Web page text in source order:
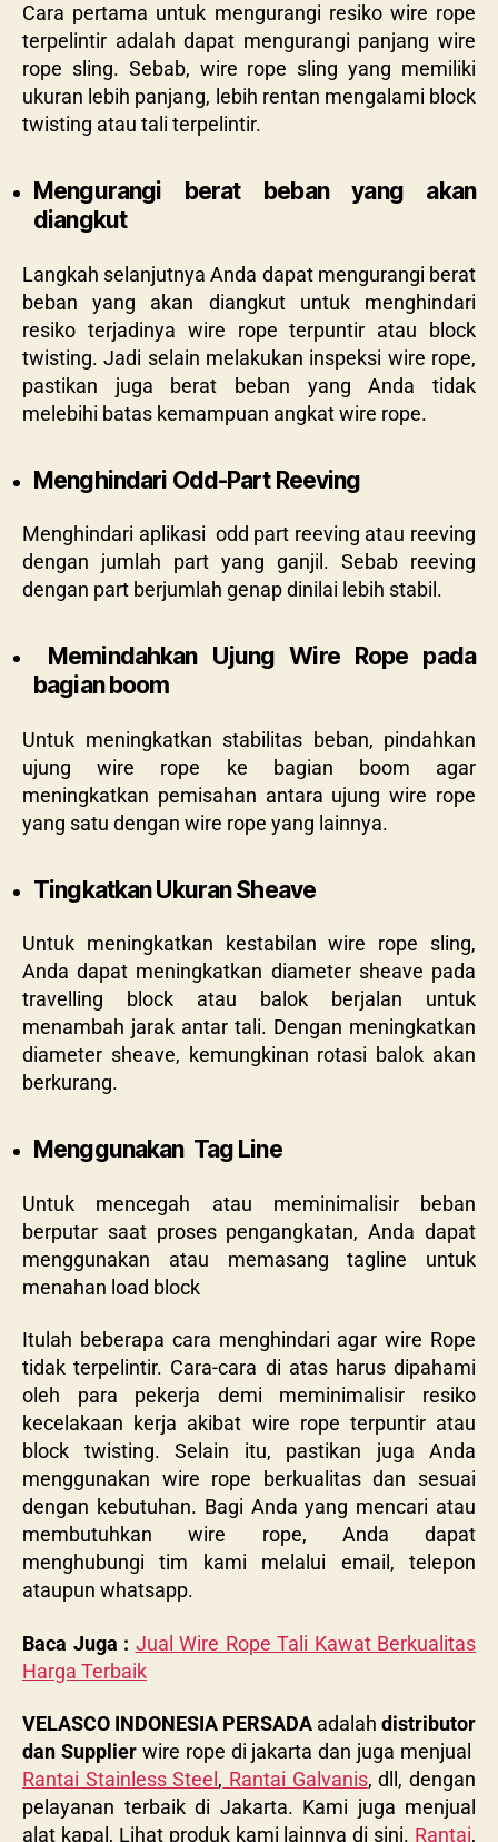
Cara pertama untuk mengurangi resiko wire rope
terpelintir adalah dapat mengurangi panjang wire
rope sling. Sebab, wire rope sling yang memiliki
ukuran lebih panjang, lebih rentan mengalami block
twisting atau tali terpelintir.
Mengurangi berat beban yang akan
diangkut
Langkah selanjutnya Anda dapat mengurangi berat
beban yang akan diangkut untuk menghindari
resiko terjadinya wire rope terpuntir atau block
twisting. Jadi selain melakukan inspeksi wire rope,
pastikan juga berat beban yang Anda tidak
melebihi batas kemampuan angkat wire rope.
Menghindari Odd-Part Reeving
Menghindari aplikasi odd part reeving atau reeving
dengan jumlah part yang ganjil. Sebab reeving
dengan part berjumlah genap dinilai lebih stabil.
Memindahkan Ujung Wire Rope pada
bagian boom
Untuk meningkatkan stabilitas beban, pindahkan
ujung wire rope ke bagian boom agar
meningkatkan pemisahan antara ujung wire rope
yang satu dengan wire rope yang lainnya.
Tingkatkan Ukuran Sheave
Untuk meningkatkan kestabilan wire rope sling,
Anda dapat meningkatkan diameter sheave pada
travelling block atau balok berjalan untuk
menambah jarak antar tali. Dengan meningkatkan
diameter sheave, kemungkinan rotasi balok akan
berkurang.
Menggunakan Tag Line
Untuk mencegah atau meminimalisir beban
berputar saat proses pengangkatan, Anda dapat
menggunakan atau memasang tagline untuk
menahan load block
Itulah beberapa cara menghindari agar wire Rope
tidak terpelintir. Cara-cara di atas harus dipahami
oleh para pekerja demi meminimalisir resiko
kecelakaan kerja akibat wire rope terpuntir atau
block twisting. Selain itu, pastikan juga Anda
menggunakan wire rope berkualitas dan sesuai
dengan kebutuhan. Bagi Anda yang mencari atau
membutuhkan wire rope, Anda dapat
menghubungi tim kami melalui email, telepon
ataupun whatsapp.
Baca Juga : Jual Wire Rope Tali Kawat Berkualitas
Harga Terbaik
VELASCO INDONESIA PERSADA adalah distributor
dan Supplierwire rope di jakarta dan juga menjual
Rantai Stainless Steel , Rantai Galvanis, dll, dengan
pelayanan terbaik di Jakarta. Kami juga menjual
alat kapal, Lihat produk kami lainnya di sini. Rantai,